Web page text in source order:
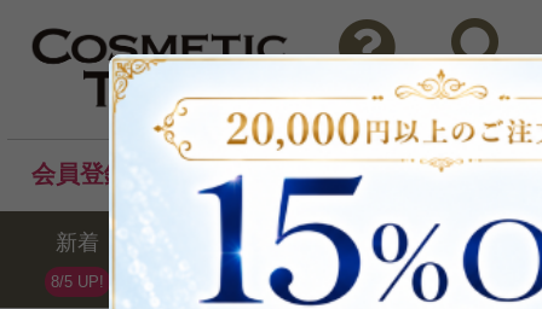
問い合わせ 検索
会員登録後のお買い物でポイントプレゼント！
新着
8/5 UP!
セール ランキング ブ